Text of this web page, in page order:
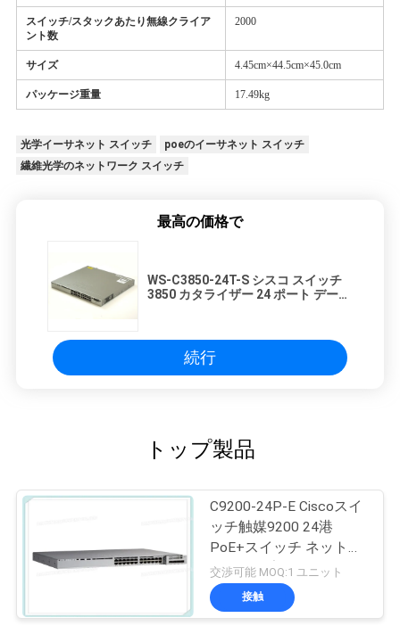
スイッチ/スタックあたり無線クライア
ント数
2000
サイズ 4.45cm×44.5cm×45.0cm
パッケージ重量 17.49kg
光学イーサネット スイッチ
poeのイーサネット スイッチ
繊維光学のネットワーク スイッチ
最高の価格で
WS-C3850-24T-S シスコ スイッチ
3850 カタライザー 24 ポート データ
ット ポート 350WAC 電源
続行
トップ製品
C9200-24P-E Ciscoスイ
ッチ触媒9200 24港
PoE+スイッチ ネットワ
ークの要素
交渉可能 MOQ:1 ユニット
接触